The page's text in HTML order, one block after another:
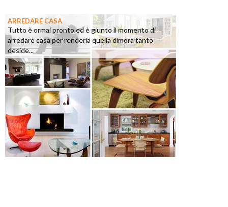
ARREDARE CASA
Tutto è ormai pronto ed è giunto il momento di
arredare casa per renderla quella dimora tanto
deside...